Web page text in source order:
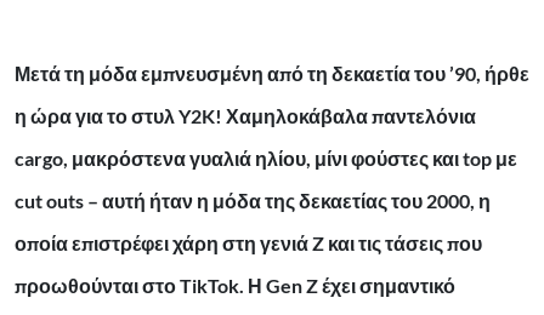
Μετά τη μόδα εμπνευσμένη από τη δεκαετία του ’90, ήρθε
η ώρα για το στυλ Y2K! Χαμηλοκάβαλα παντελόνια
cargo, μακρόστενα γυαλιά ηλίου, μίνι φούστες και top με
cut outs – αυτή ήταν η μόδα της δεκαετίας του 2000, η
οποία επιστρέφει χάρη στη γενιά Z και τις τάσεις που
προωθούνται στο TikTok. Η Gen Z έχει σημαντικό